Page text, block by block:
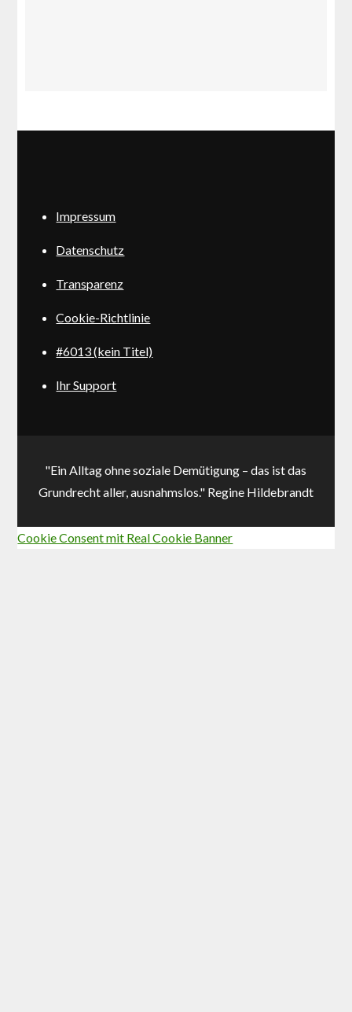
Impressum
Datenschutz
Transparenz
Cookie-Richtlinie
#6013 (kein Titel)
Ihr Support
"Ein Alltag ohne soziale Demütigung – das ist das
Grundrecht aller, ausnahmslos." Regine Hildebrandt
Cookie Consent mit Real Cookie Banner